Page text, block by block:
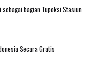
sebagai bagian Tupoksi Stasiun
Secara Gratis